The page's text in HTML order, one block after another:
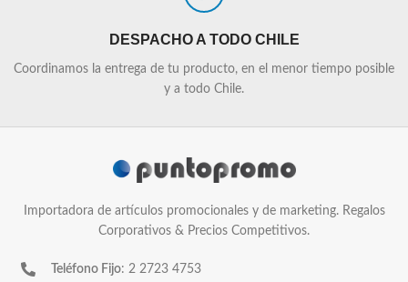
DESPACHO A TODO CHILE
Coordinamos la entrega de tu producto, en el menor tiempo posible
y a todo Chile.
Importadora de artículos promocionales y de marketing. Regalos
Corporativos & Precios Competitivos.
Teléfono Fijo: 2 2723 4753